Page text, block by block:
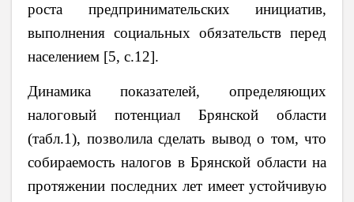
роста предпринимательских инициатив,
выполнения социальных обязательств перед
населением [5, с.12].
Динамика показателей, определяющих
налоговый потенциал Брянской области
(табл.1), позволила сделать вывод о том, что
собираемость налогов в Брянской области на
протяжении последних лет имеет устойчивую